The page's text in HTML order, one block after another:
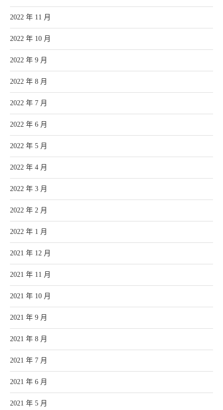
2022 年 11 月
2022 年 10 月
2022 年 9 月
2022 年 8 月
2022 年 7 月
2022 年 6 月
2022 年 5 月
2022 年 4 月
2022 年 3 月
2022 年 2 月
2022 年 1 月
2021 年 12 月
2021 年 11 月
2021 年 10 月
2021 年 9 月
2021 年 8 月
2021 年 7 月
2021 年 6 月
2021 年 5 月